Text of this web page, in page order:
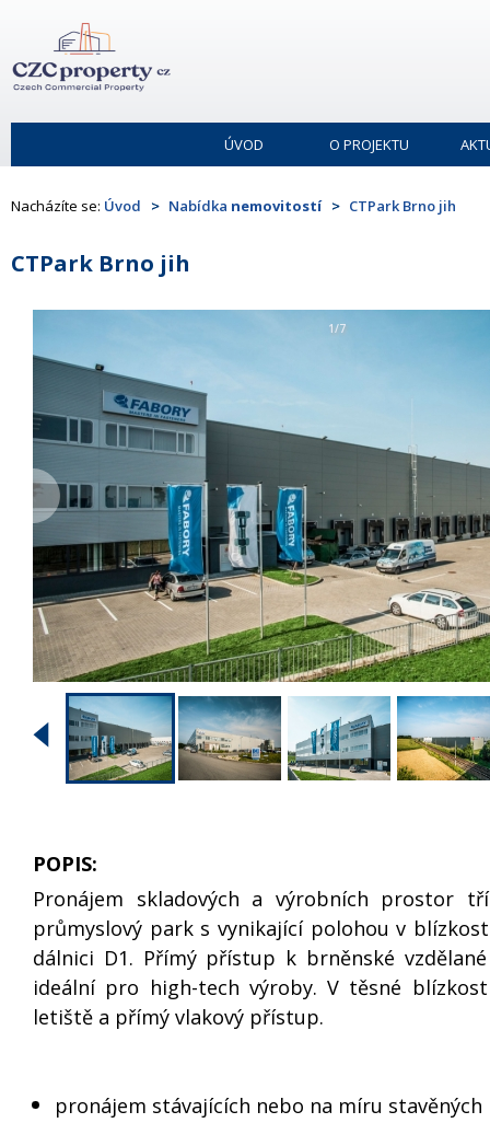
ÚVOD O PROJEKTU
Nacházíte se: Úvod Nabídka nemovitostí CTPark Brno jih
CTPark Brno jih
1/7
POPIS:
Pronájem skladových a výrobních prostor
průmyslový park s vynikající polohou v
dálnici D1. Přímý přístup k brněnské
ideální pro high-tech výroby. V těsné
letiště a přímý vlakový přístup.
pronájem stávajících nebo na míru stavěných